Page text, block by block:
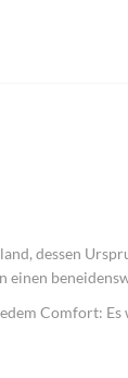
dessen
einen
Comfort: